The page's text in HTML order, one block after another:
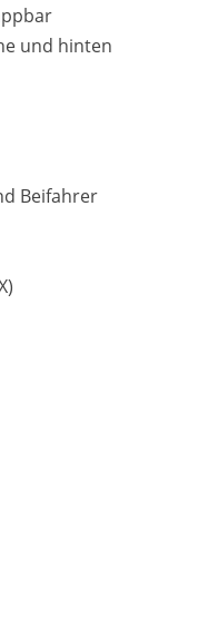
und hinten
Beifahrer